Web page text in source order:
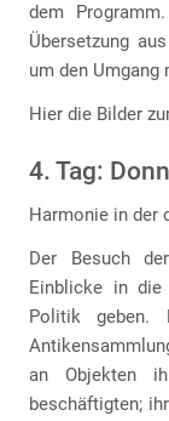
dem
Übersetzung
um den Umgang
Hier die Bilder
4. Tag:
Harmonie in der
Der Besuch
Einblicke in die
Politik geben.
an Objekten
beschäftigten;